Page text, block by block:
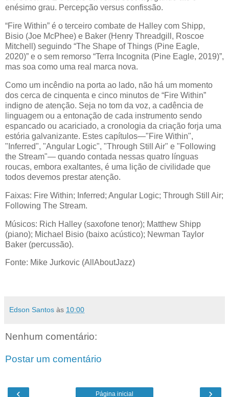
enésimo grau. Percepção versus confissão.
“Fire Within” é o terceiro combate de Halley com Shipp,
Bisio (Joe McPhee) e Baker (Henry Threadgill, Roscoe
Mitchell) seguindo “The Shape of Things (Pine Eagle,
2020)” e o sem remorso “Terra Incognita (Pine Eagle, 2019)”,
mas soa como uma real marca nova.
Como um incêndio na porta ao lado, não há um momento
dos cerca de cinquenta e cinco minutos de “Fire Within”
indigno de atenção. Seja no tom da voz, a cadência de
linguagem ou a entonação de cada instrumento sendo
espancado ou acariciado, a cronologia da criação forja uma
estória galvanizante. Estes capítulos—"Fire Within",
"Inferred", "Angular Logic", "Through Still Air" e "Following
the Stream"— quando contada nessas quatro línguas
roucas, embora exaltantes, é uma lição de civilidade que
todos devemos prestar atenção.
Faixas: Fire Within; Inferred; Angular Logic; Through Still Air;
Following The Stream.
Músicos: Rich Halley (saxofone tenor); Matthew Shipp
(piano); Michael Bisio (baixo acústico); Newman Taylor
Baker (percussão).
Fonte: Mike Jurkovic (AllAboutJazz)
Edson Santos às 10:00
Nenhum comentário:
Postar um comentário
‹ ›
Página inicial